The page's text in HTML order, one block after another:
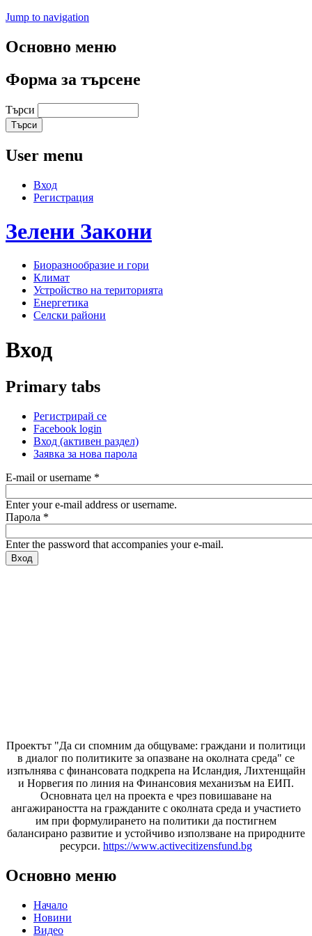
Jump to navigation
Основно меню
Форма за търсене
Търси
User menu
Вход
Регистрация
Зелени Закони
Биоразнообразие и гори
Климат
Устройство на територията
Енергетика
Селски райони
Вход
Primary tabs
Регистрирай се
Facebook login
Вход (активен раздел)
Заявка за нова парола
E-mail or username *
Enter your e-mail address or username.
Парола *
Enter the password that accompanies your e-mail.
Проектът "Да си спомним да общуваме: граждани и политици
в диалог по политиките за опазване на околната среда" се
изпълнява с финансовата подкрепа на Исландия, Лихтенщайн
и Норвегия по линия на Финансовия механизъм на ЕИП.
Основната цел на проекта е чрез повишаване на
ангажираността на гражданите с околната среда и участието
им при формулирането на политики да постигнем
балансирано развитие и устойчиво използване на природните
ресурси. https://www.activecitizensfund.bg
Основно меню
Начало
Новини
Видео